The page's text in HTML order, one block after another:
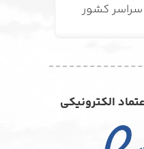
سراسر کشور
الکترونیکی